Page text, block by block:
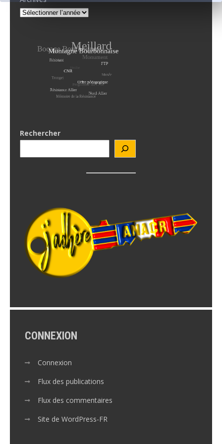
Rechercher
CONNEXION
Connexion
Flux des publications
Flux des commentaires
Site de WordPress-FR